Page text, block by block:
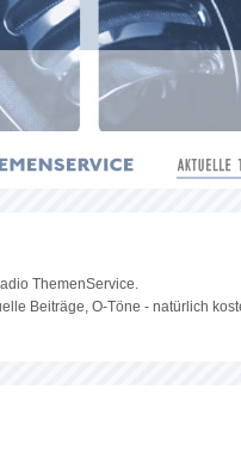
ThemenService.
Beiträge, O-Töne - natürlich